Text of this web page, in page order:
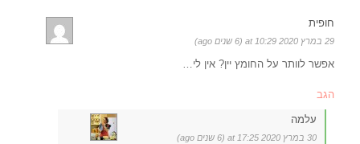
חופית
29 במרץ 2020 at 10:29 (6 שנים ago)
אפשר לוותר על החומץ יין? אין לי…
הגב
עלמה
30 במרץ 2020 at 17:25 (6 שנים ago)